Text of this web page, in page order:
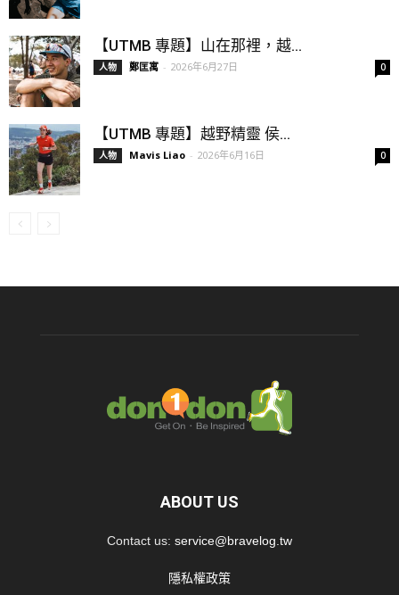
【UTMB 專題】山在那裡，越...
人物 鄭匡寓 - 2026年6月27日 0
【UTMB 專題】越野精靈 侯...
人物 Mavis Liao - 2026年6月16日 0
ABOUT US
Contact us: service@bravelog.tw
隱私權政策